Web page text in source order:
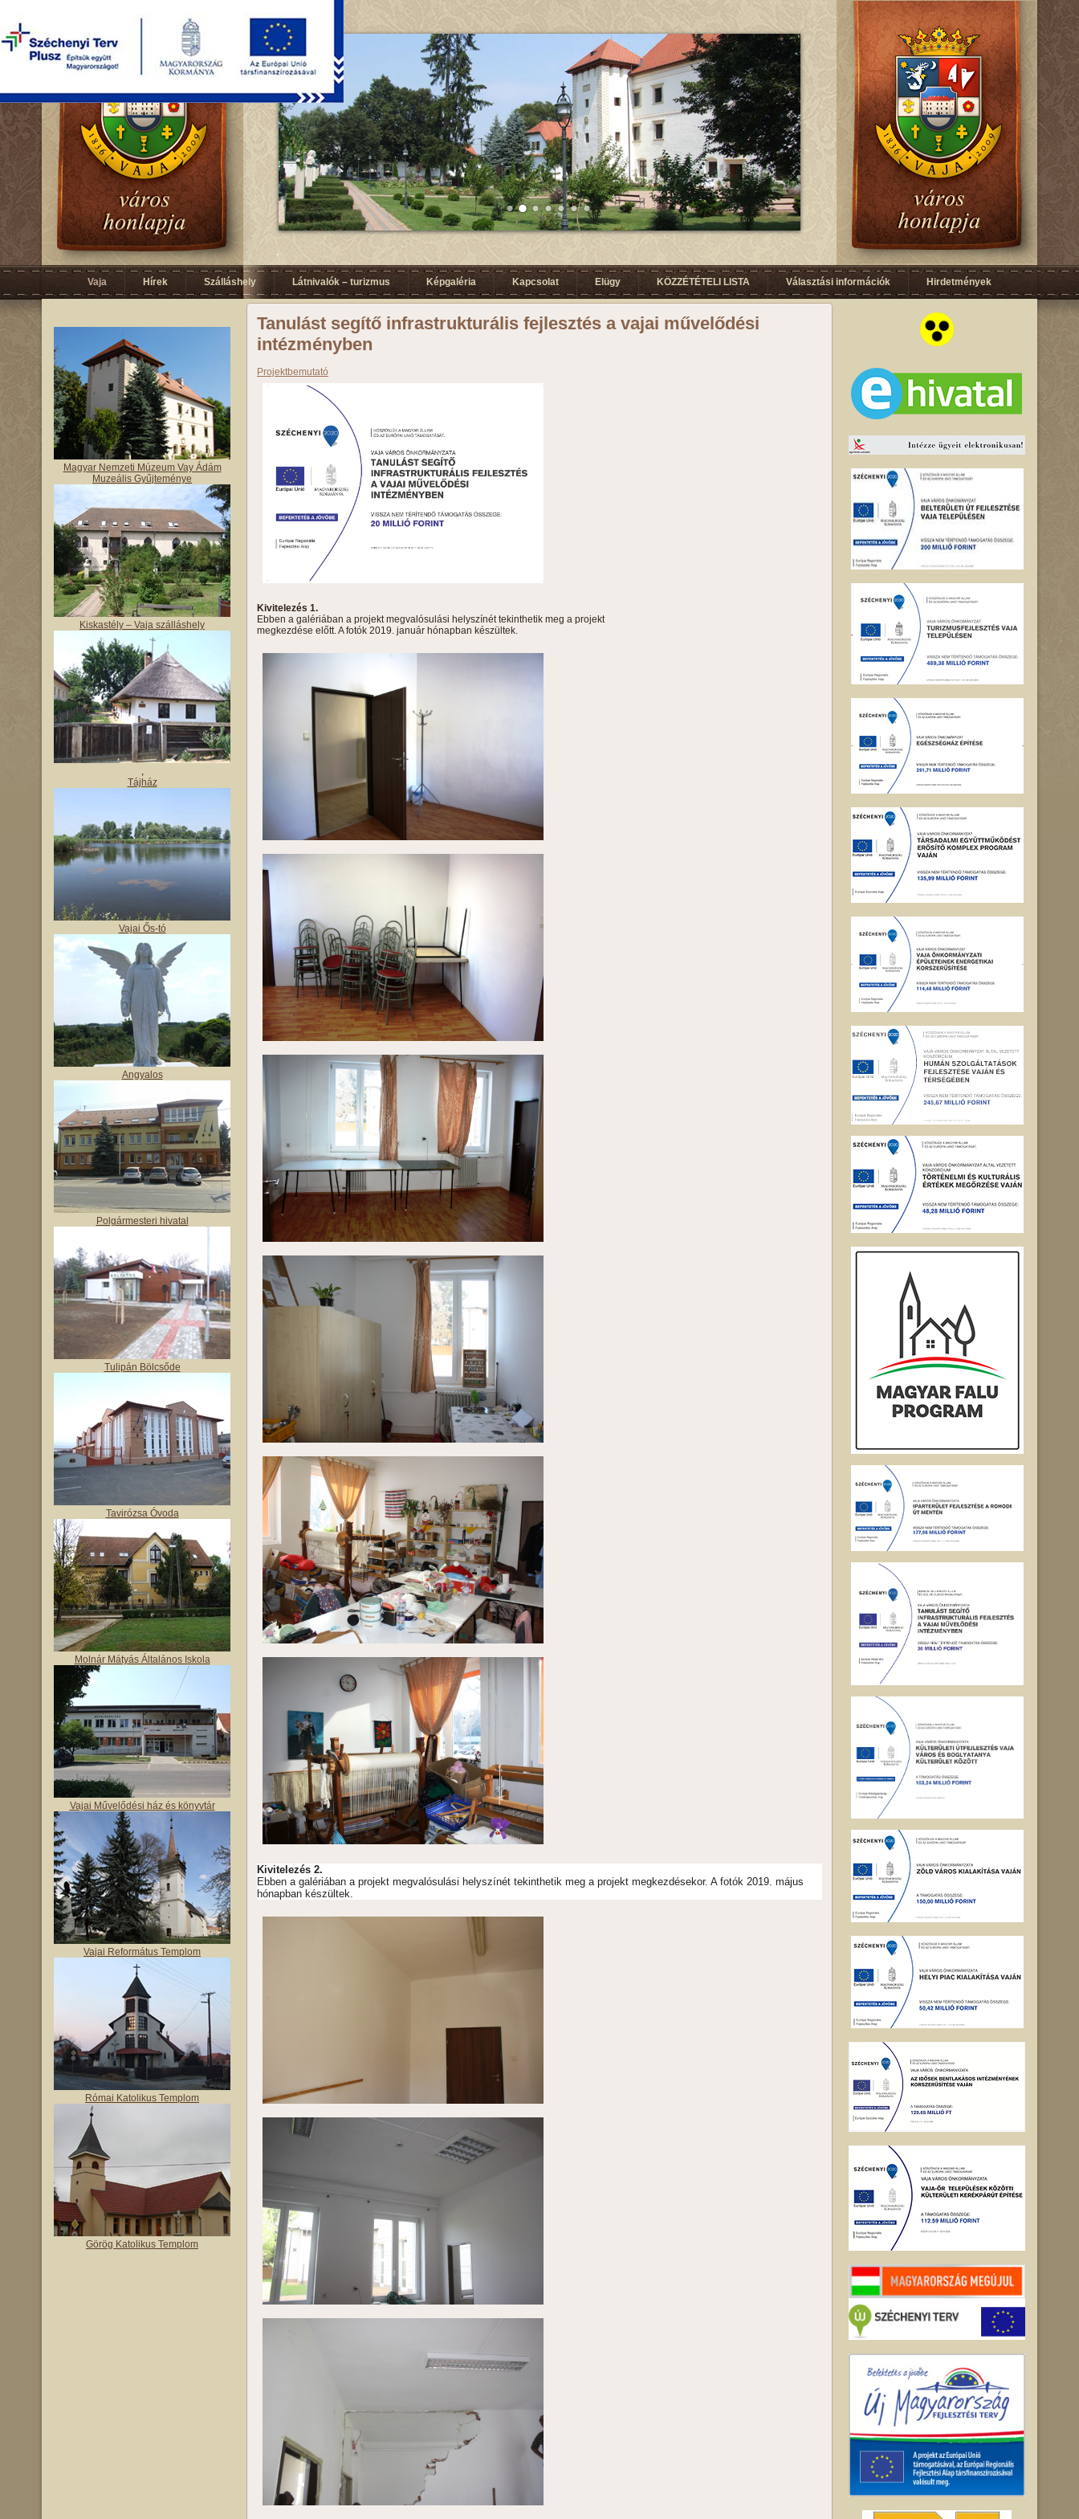
Vaja Hírek Szálláshely Látnivalók – turizmus Képgaléria Kapcsolat Elügy KÖZZÉTÉTELI LISTA Választási információk Hirdetmények
Magyar Nemzeti Múzeum Vay Ádám
Muzeális Gyűjteménye
Kiskastély – Vaja szálláshely
,
Tájház
Vajai Ős-tó
Angyalos
Polgármesteri hivatal
Tulipán Bölcsőde
Tavirózsa Óvoda
Molnár Mátyás Általános Iskola
Vajai Művelődési ház és könyvtár
Vajai Református Templom
Római Katolikus Templom
Görög Katolikus Templom
Tanulást segítő infrastrukturális fejlesztés a vajai művelődési
intézményben
Projektbemutató
Kivitelezés 1.
Ebben a galériában a projekt megvalósulási helyszínét tekinthetik meg a projekt
megkezdése előtt. A fotók 2019. január hónapban készültek.
Kivitelezés 2.
Ebben a galériában a projekt megvalósulási helyszínét tekinthetik meg a projekt megkezdésekor. A fotók 2019. május
hónapban készültek.